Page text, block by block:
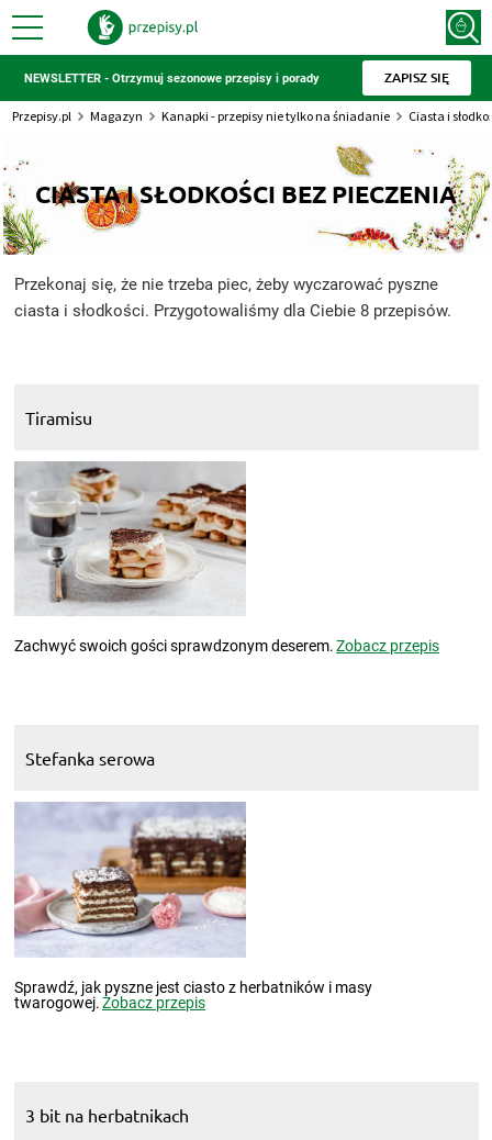
NEWSLETTER - Otrzymuj sezonowe przepisy i porady ZAPISZ SIĘ
Przepisy.pl Magazyn Kanapki - przepisy nie tylko na śniadanie Ciasta i
CIASTA I SŁODKOŚCI BEZ PIECZENIA
Przekonaj się, że nie trzeba piec, żeby wyczarować pyszne
ciasta i słodkości. Przygotowaliśmy dla Ciebie 8 przepisów.
Tiramisu
Zachwyć swoich gości sprawdzonym deserem.Zobacz przepis
Stefanka serowa
Sprawdź, jak pyszne jest ciasto z herbatników i masy
twarogowej.Zobacz przepis
3 bit na herbatnikach